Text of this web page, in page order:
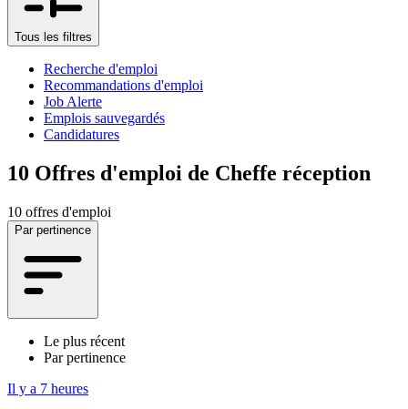
Tous les filtres
Recherche d'emploi
Recommandations d'emploi
Job Alerte
Emplois sauvegardés
Candidatures
10 Offres d'emploi de Cheffe réception
10 offres d'emploi
Par pertinence
Le plus récent
Par pertinence
Il y a 7 heures